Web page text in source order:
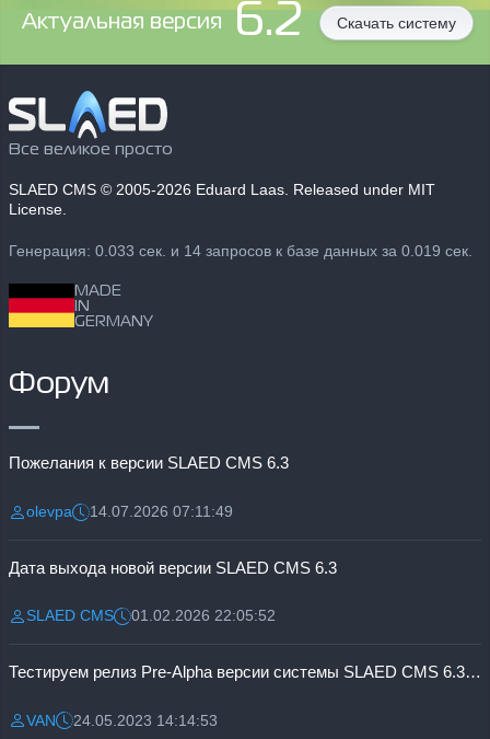
Aктуальная версия 6.2 Скачать систему
Все великое просто
SLAED CMS © 2005-2026 Eduard Laas. Released under MIT
License.
Генерация: 0.033 сек. и 14 запросов к базе данных за 0.019 сек.
MADE
IN
GERMANY
Форум
Пожелания к версии SLAED CMS 6.3
Разместил:
olevpaДата:14.07.2026 07:11:49
Дата выхода новой версии SLAED CMS 6.3
Разместил:
SLAED CMSДата:01.02.2026 22:05:52
Тестируем релиз Pre-Alpha версии системы SLAED CMS 6.3 Pro
Разместил:
VANДата:24.05.2023 14:14:53